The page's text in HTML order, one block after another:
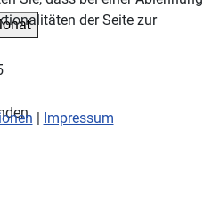
der Seite zur
| Impressum